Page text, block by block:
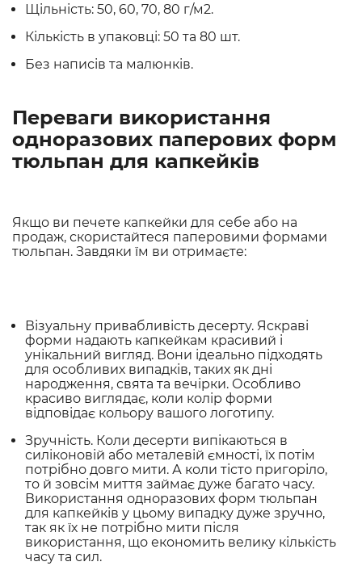
Щільність: 50, 60, 70, 80 г/м2.
Кількість в упаковці: 50 та 80 шт.
Без написів та малюнків.
Переваги використання
одноразових паперових форм
тюльпан для капкейків
Якщо ви печете капкейки для себе або на
продаж, скористайтеся паперовими формами
тюльпан. Завдяки їм ви отримаєте:
Візуальну привабливість десерту. Яскраві
форми надають капкейкам красивий і
унікальний вигляд. Вони ідеально підходять
для особливих випадків, таких як дні
народження, свята та вечірки. Особливо
красиво виглядає, коли колір форми
відповідає кольору вашого логотипу.
Зручність. Коли десерти випікаються в
силіконовій або металевій ємності, їх потім
потрібно довго мити. А коли тісто пригоріло,
то й зовсім миття займає дуже багато часу.
Використання одноразових форм тюльпан
для капкейків у цьому випадку дуже зручно,
так як їх не потрібно мити після
використання, що економить велику кількість
часу та сил.